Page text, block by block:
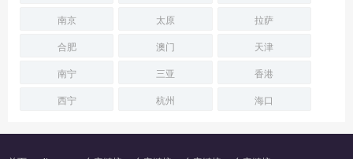
南京
太原
拉萨
合肥
澳门
天津
南宁
三亚
香港
西宁
杭州 海口